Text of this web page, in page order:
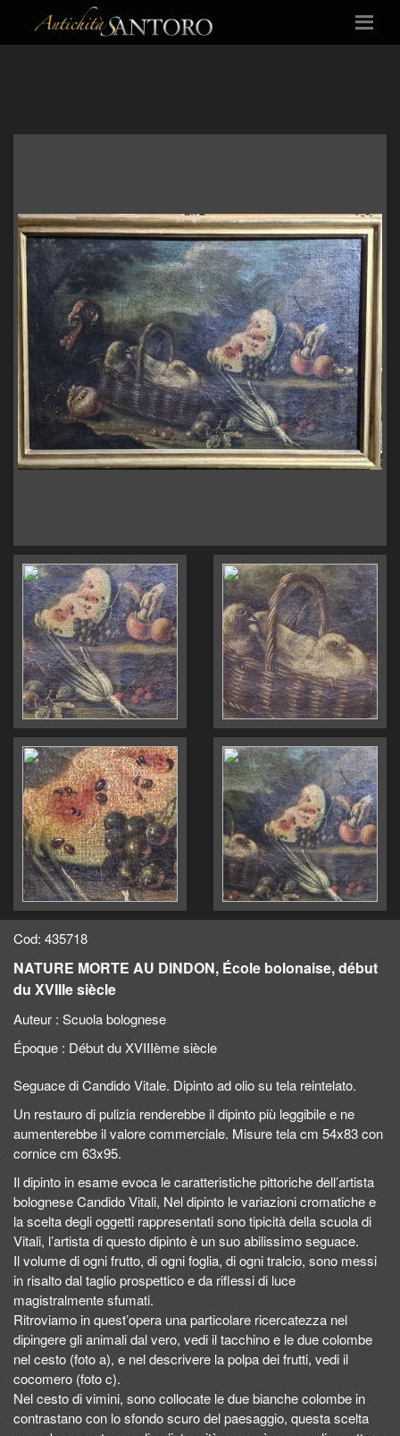
Cod: 435718
NATURE MORTE AU DINDON, École bolonaise, début
du XVIIIe siècle
Auteur : Scuola bolognese
Époque : Début du XVIIIème siècle
Seguace di Candido Vitale. Dipinto ad olio su tela reintelato.
Un restauro di pulizia renderebbe il dipinto più leggibile e ne
aumenterebbe il valore commerciale. Misure tela cm 54x83 con
cornice cm 63x95.
Il dipinto in esame evoca le caratteristiche pittoriche dell’artista
bolognese Candido Vitali, Nel dipinto le variazioni cromatiche e
la scelta degli oggetti rappresentati sono tipicità della scuola di
Vitali, l’artista di questo dipinto è un suo abilissimo seguace.
Il volume di ogni frutto, di ogni foglia, di ogni tralcio, sono messi
in risalto dal taglio prospettico e da riflessi di luce
magistralmente sfumati.
Ritroviamo in quest’opera una particolare ricercatezza nel
dipingere gli animali dal vero, vedi il tacchino e le due colombe
nel cesto (foto a), e nel descrivere la polpa dei frutti, vedi il
cocomero (foto c).
Nel cesto di vimini, sono collocate le due bianche colombe in
contrastano con lo sfondo scuro del paesaggio, questa scelta